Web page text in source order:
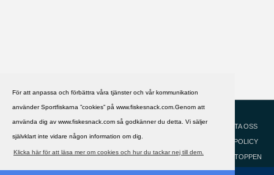
För att anpassa och förbättra våra tjänster och vår kommunikation
använder Sportfiskarna ”cookies” på www.fiskesnack.com.Genom att
använda dig av www.fiskesnack.com så godkänner du detta. Vi säljer
självklart inte vidare någon information om dig.
Klicka här för att läsa mer om cookies och hur du tackar nej till dem.
HJÄLP
KONTAKTA OSS
COOKIEPOLICY
GÅ TILL TOPPEN